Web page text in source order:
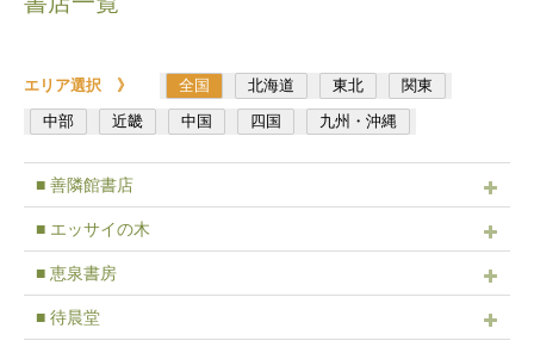
エリア選択 》 全国 北海道 東北
関東
中部
近畿 中国 四国 九州・沖縄
■ 善隣館書店
■ エッサイの木
■ 恵泉書房
■ 待晨堂